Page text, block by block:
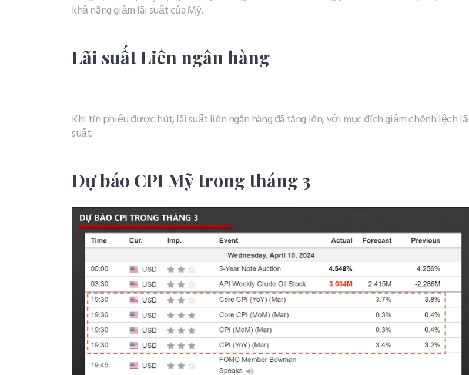
khả năng giảm lãi suất của Mỹ.
Lãi suất Liên ngân hàng
Khi tín phiếu được hút, lãi suất liên ngân hàng đã tăng lên, với mục đích giảm chênh lệch lãi
suất.
Dự báo CPI Mỹ trong tháng 3